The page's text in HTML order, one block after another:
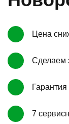
Цена
Сделаем
7